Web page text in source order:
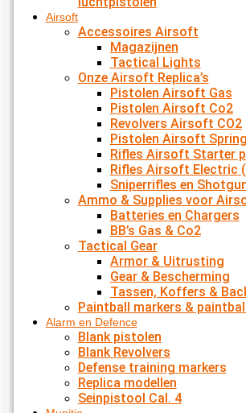
Airsoft
Accessoires Airsoft
Magazijnen
Tactical Lights
Onze Airsoft Replica’s
Pistolen Airsoft Gas
Pistolen Airsoft Co2
Revolvers Airsoft CO2
Pistolen Airsoft
Rifles Airsoft Starter
Rifles Airsoft Electric
Sniperrifles en
Ammo & Supplies voor
Batteries en Chargers
BB’s Gas & Co2
Tactical Gear
Armor & Uitrusting
Gear & Bescherming
Tassen, Koffers &
Paintball markers &
Alarm en Defence
Blank pistolen
Blank Revolvers
Defense training markers
Replica modellen
Seinpistool Cal. 4